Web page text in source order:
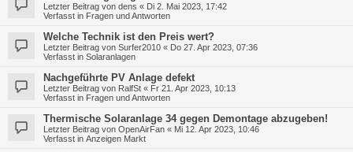
Letzter Beitrag von dens « Di 2. Mai 2023, 17:42
Verfasst in Fragen und Antworten
Welche Technik ist den Preis wert?
Letzter Beitrag von Surfer2010 « Do 27. Apr 2023, 07:36
Verfasst in Solaranlagen
Nachgeführte PV Anlage defekt
Letzter Beitrag von RalfSt « Fr 21. Apr 2023, 10:13
Verfasst in Fragen und Antworten
Thermische Solaranlage 34 gegen Demontage abzugeben!
Letzter Beitrag von OpenAirFan « Mi 12. Apr 2023, 10:46
Verfasst in Anzeigen Markt